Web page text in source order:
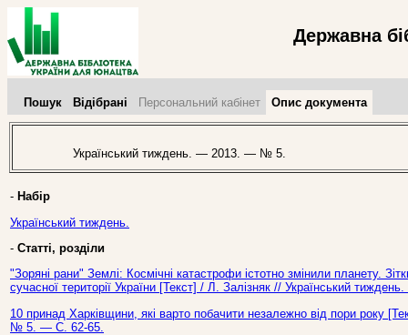
Державна
Пошук Відібрані Персональний кабінет Опис документа
Український тиждень. — 2013. — № 5.
- Набір
Український тиждень.
- Статті, розділи
"Зоряні рани" Землі: Космічні катастрофи істотно змінили планету.
сучасної території України [Текст] / Л. Залізняк // Український
10 принад Харківщини, які варто побачити незалежно від пори року
№ 5. — С. 62-65.